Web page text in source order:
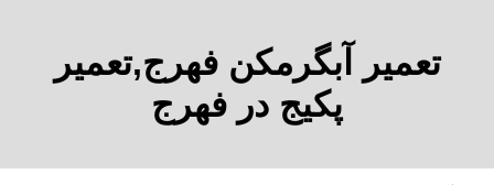
تعمیر آبگرمکن فهرج,تعمیر
پکیج در فهرج